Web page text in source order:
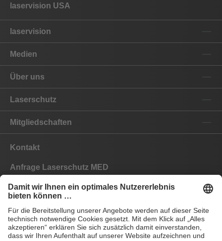
laservision USA
laservision
Medien
Über uns
Laserschutz
Mitgliedschaften
Kontakt
Anfrage Laserschutz MED
Anfrage Laserschutz IND
EYEPRO Schutzstufenrechner
Gebrauchsanleitungen